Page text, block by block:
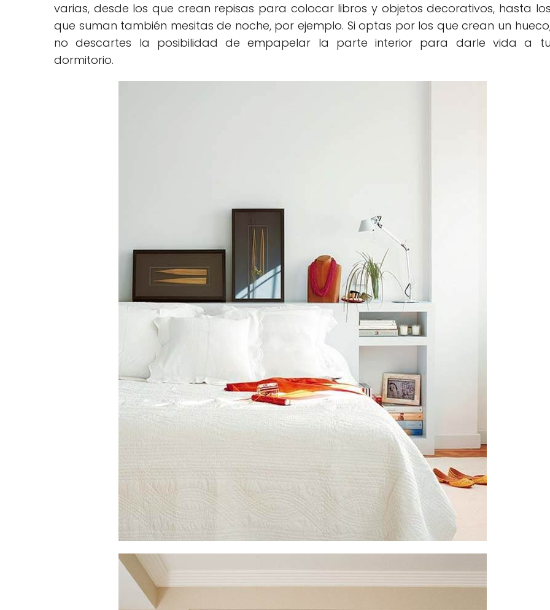
varias, desde los que crean repisas para colocar libros y objetos decorativos, hasta los
que suman también mesitas de noche, por ejemplo. Si optas por los que crean un
no descartes la posibilidad de empapelar la parte interior para darle vida a tu
dormitorio.